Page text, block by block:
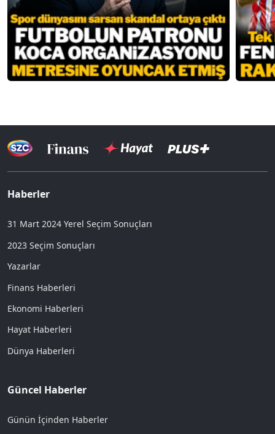
Haberler
31 Mart 2024 Yerel Seçim Sonuçları
2023 Seçim Sonuçları
Yazarlar
Finans Haberleri
Ekonomi Haberleri
Hayat Haberleri
Dünya Haberleri
Güncel Haberler
Günün İçinden Haberler